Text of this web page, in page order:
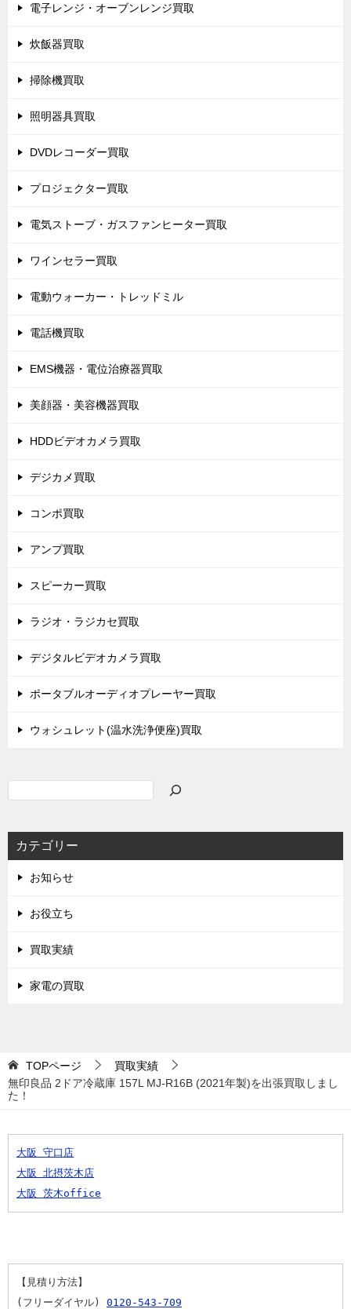
電子レンジ・オーブンレンジ買取
炊飯器買取
掃除機買取
照明器具買取
DVDレコーダー買取
プロジェクター買取
電気ストーブ・ガスファンヒーター買取
ワインセラー買取
電動ウォーカー・トレッドミル
電話機買取
EMS機器・電位治療器買取
美顔器・美容機器買取
HDDビデオカメラ買取
デジカメ買取
コンポ買取
アンプ買取
スピーカー買取
ラジオ・ラジカセ買取
デジタルビデオカメラ買取
ポータブルオーディオプレーヤー買取
ウォシュレット(温水洗浄便座)買取
カテゴリー
お知らせ
お役立ち
買取実績
家電の買取
TOPページ
買取実績
無印良品 2ドア冷蔵庫 157L MJ-R16B (2021年製)を出張買取しまし
た！
大阪 守口店
大阪 北摂茨木店
大阪 茨木office
【見積り方法】
(フリーダイヤル) 0120-543-709